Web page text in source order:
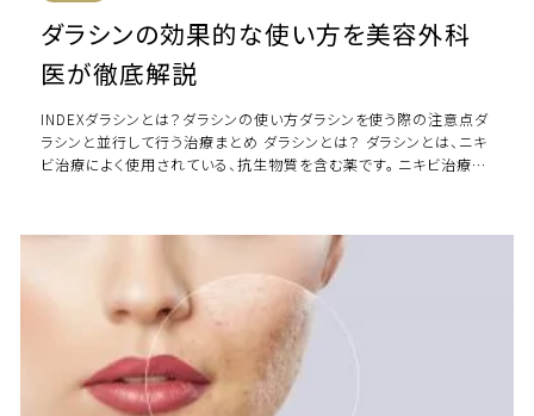
ダラシンの効果的な使い方を美容外科
医が徹底解説
INDEXダラシンとは？ダラシンの使い方ダラシンを使う際の注意点ダ
ラシンと並行して行う治療まとめ ダラシンとは？ ダラシンとは、ニキ
ビ治療によく使用されている、抗生物質を含む薬です。 ニキビ治療の